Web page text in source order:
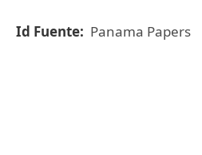
Id Fuente: Panama Papers